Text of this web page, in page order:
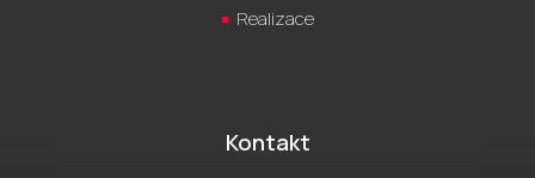
Realizace
Kontakt